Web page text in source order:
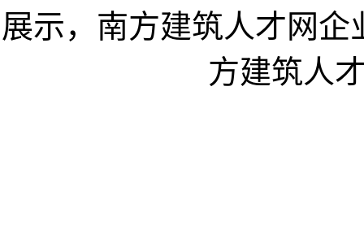
展示，南方建筑人才网
方建筑人